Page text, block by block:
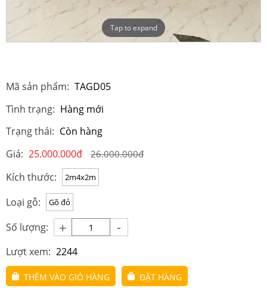
Tap to expand
Mã sản phẩm: TAGD05
Tình trạng: Hàng mới
Trạng thái: Còn hàng
Giá: 25.000.000đ 26.000.000đ
Kích thước: 2m4x2m
Loại gỗ: Gõ đỏ
Số lượng: + -
Lượt xem: 2244
THÊM VÀO GIỎ HÀNG ĐẶT HÀNG